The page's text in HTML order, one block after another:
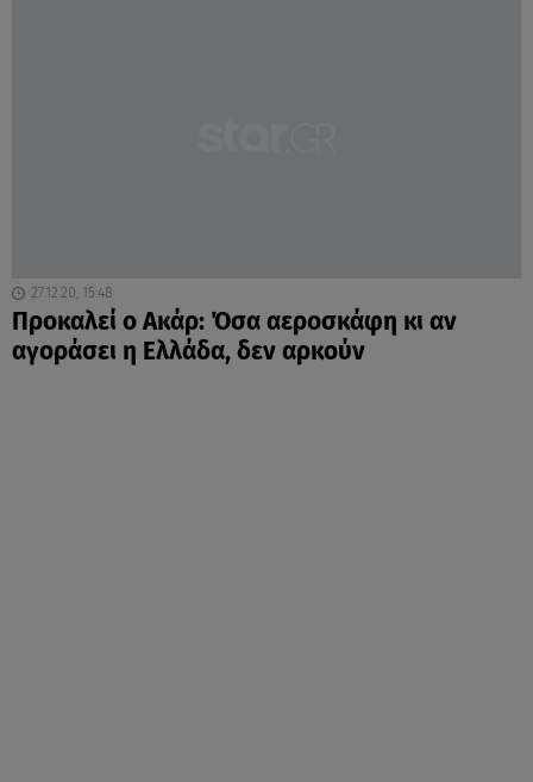
27.12.20, 15:48
Προκαλεί ο Ακάρ: Όσα αεροσκάφη κι αν
αγοράσει η Ελλάδα, δεν αρκούν